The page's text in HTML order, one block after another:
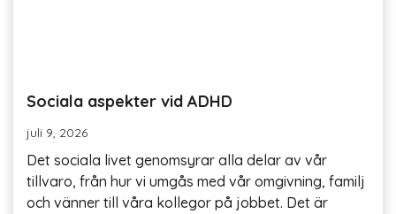
Sociala aspekter vid ADHD
juli 9, 2026
Det sociala livet genomsyrar alla delar av vår
tillvaro, från hur vi umgås med vår omgivning, familj
och vänner till våra kollegor på jobbet. Det är